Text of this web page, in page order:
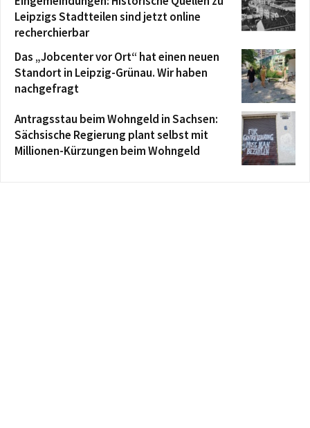
Leipzigs Stadtteilen sind jetzt online
recherchierbar
Das „Jobcenter vor Ort“ hat einen neuen
Standort in Leipzig-Grünau. Wir haben
nachgefragt
Antragsstau beim Wohngeld in Sachsen:
Sächsische Regierung plant selbst mit
Millionen-Kürzungen beim Wohngeld